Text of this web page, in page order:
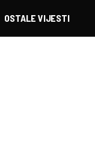
OSTALE VIJESTI